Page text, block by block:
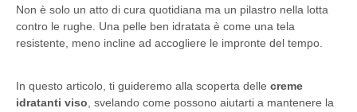
Non è solo un atto di cura quotidiana ma un pilastro nella lotta
contro le rughe. Una pelle ben idratata è come una tela
resistente, meno incline ad accogliere le impronte del tempo.
In questo articolo, ti guideremo alla scoperta delle creme
idratanti viso , svelando come possono aiutarti a mantenere la